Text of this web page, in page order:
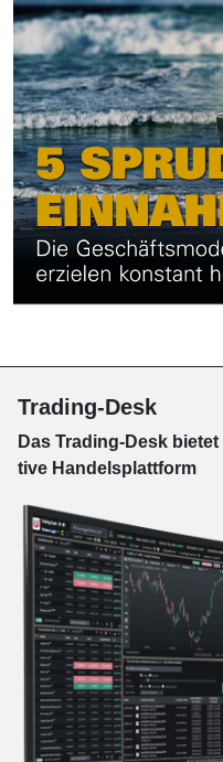
Trading-Desk
Das Trading-Desk
tive Han­dels­platt­form